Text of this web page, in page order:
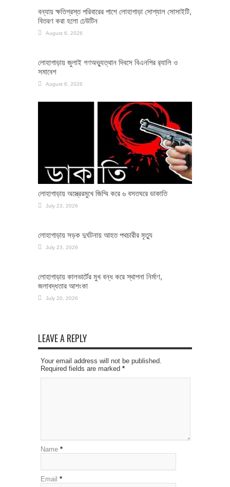
বন্যায় ক্ষতিগ্রস্ত পরিবারের পাশে লোহাগাড়া সোশ্যাল সোসাইটি,
বিতরণ করা হলো ঢেউটিন
August 6, 2026
লোহাগাড়ায় জুলাই গণঅভ্যুত্থান দিবসে বিএনপির র‌্যালি ও
সমাবেশ
August 6, 2026
লোহাগাড়ায় অস্ত্রেরমুখে জিম্মি করে ৬ বসতঘরে ডাকাতি
July 23, 2026
লোহাগাড়ায় সড়ক দুর্ঘটনায় আহত পথচারীর মৃত্যু
July 23, 2026
লোহাগাড়ায় কালভার্টের মুখ বন্ধ করে স্থাপনা নির্মাণ,
জলাবদ্ধতার আশংকা
July 20, 2026
LEAVE A REPLY
Your email address will not be published.
Required fields are marked *
Name *
Email *